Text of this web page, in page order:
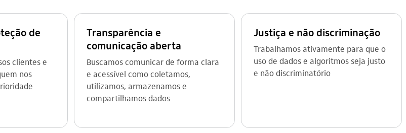
de
clientes e
nos
Transparência e
comunicação aberta
Buscamos comunicar de forma clara
e acessível como coletamos,
utilizamos, armazenamos e
compartilhamos dados
Justiça e não discriminação
Trabalhamos ativamente para que o
uso de dados e algoritmos seja justo
e não discriminatório